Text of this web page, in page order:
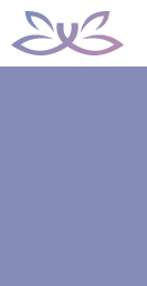
Aller
au